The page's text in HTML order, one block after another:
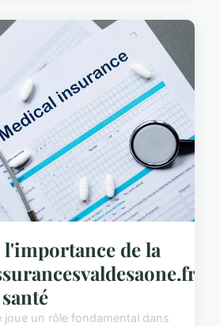
de la
joue un rôle fondamental dans